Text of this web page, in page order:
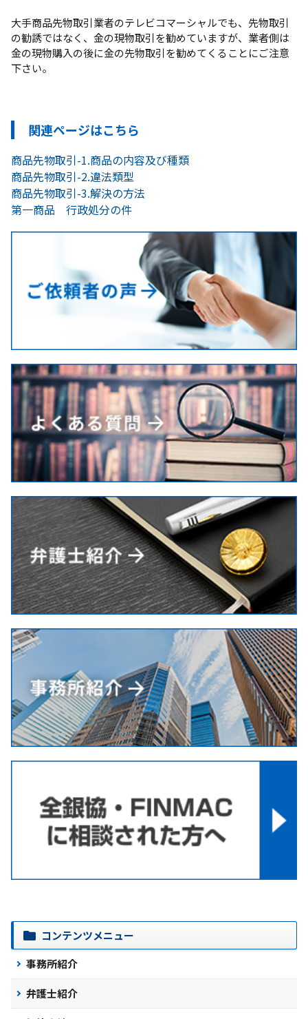
大手商品先物取引業者のテレビコマーシャルでも、先物取引
の勧誘ではなく、金の現物取引を勧めていますが、業者側は
金の現物購入の後に金の先物取引を勧めてくることにご注意
下さい。
関連ページはこちら
商品先物取引-1.商品の内容及び種類
商品先物取引-2.違法類型
商品先物取引-3.解決の方法
第一商品 行政処分の件
コンテンツメニュー
事務所紹介
弁護士紹介